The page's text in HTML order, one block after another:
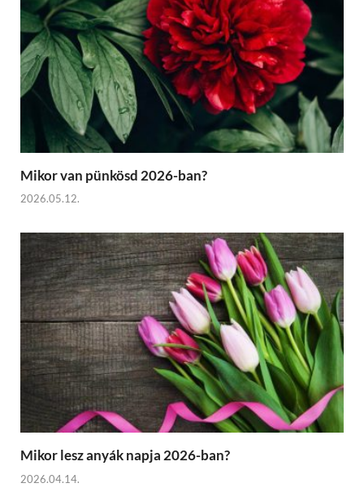
Mikor van pünkösd 2026-ban?
2026.05.12.
Mikor lesz anyák napja 2026-ban?
2026.04.14.